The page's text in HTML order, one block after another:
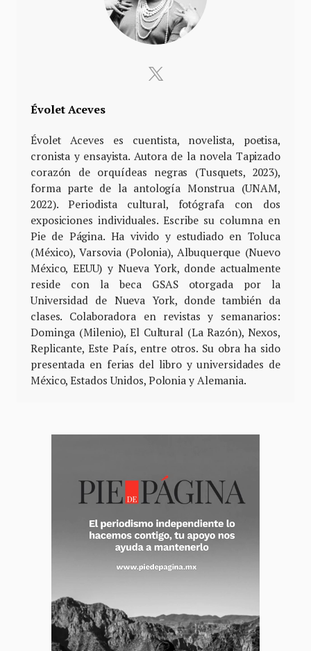
Évolet Aceves
Évolet Aceves es cuentista, novelista, poetisa,
cronista y ensayista. Autora de la novela Tapizado
corazón de orquídeas negras (Tusquets, 2023),
forma parte de la antología Monstrua (UNAM,
2022). Periodista cultural, fotógrafa con dos
exposiciones individuales. Escribe su columna en
Pie de Página. Ha vivido y estudiado en Toluca
(México), Varsovia (Polonia), Albuquerque (Nuevo
México, EEUU) y Nueva York, donde actualmente
reside con la beca GSAS otorgada por la
Universidad de Nueva York, donde también da
clases. Colaboradora en revistas y semanarios:
Dominga (Milenio), El Cultural (La Razón), Nexos,
Replicante, Este País, entre otros. Su obra ha sido
presentada en ferias del libro y universidades de
México, Estados Unidos, Polonia y Alemania.